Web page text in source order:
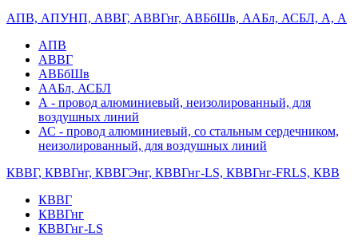
АПВ, АПУНП, АВВГ, АВВГнг, АВБбШв, ААБл, АСБЛ, А, А
АПВ
АВВГ
АВБбШв
ААБл, АСБЛ
А - провод алюминиевый, неизолированный, для
воздушных линий
АС - провод алюминиевый, со стальным сердечником,
неизолированный, для воздушных линий
КВВГ, КВВГнг, КВВГЭнг, КВВГнг-LS, КВВГнг-FRLS, КВВ
КВВГ
КВВГнг
КВВГнг-LS